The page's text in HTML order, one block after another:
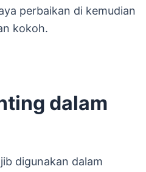
perbaikan di kemudian
kokoh.
dalam
digunakan dalam